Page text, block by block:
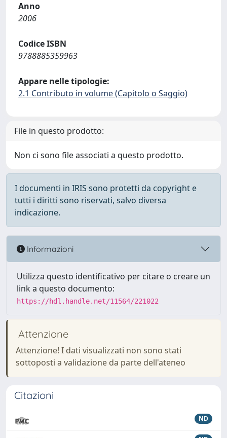
Anno
2006
Codice ISBN
9788885359963
Appare nelle tipologie:
2.1 Contributo in volume (Capitolo o Saggio)
File in questo prodotto:
Non ci sono file associati a questo prodotto.
I documenti in IRIS sono protetti da copyright e
tutti i diritti sono riservati, salvo diversa
indicazione.
Informazioni
Utilizza questo identificativo per citare o creare un
link a questo documento:
https://hdl.handle.net/11564/221022
Attenzione
Attenzione! I dati visualizzati non sono stati
sottoposti a validazione da parte dell'ateneo
Citazioni
ND